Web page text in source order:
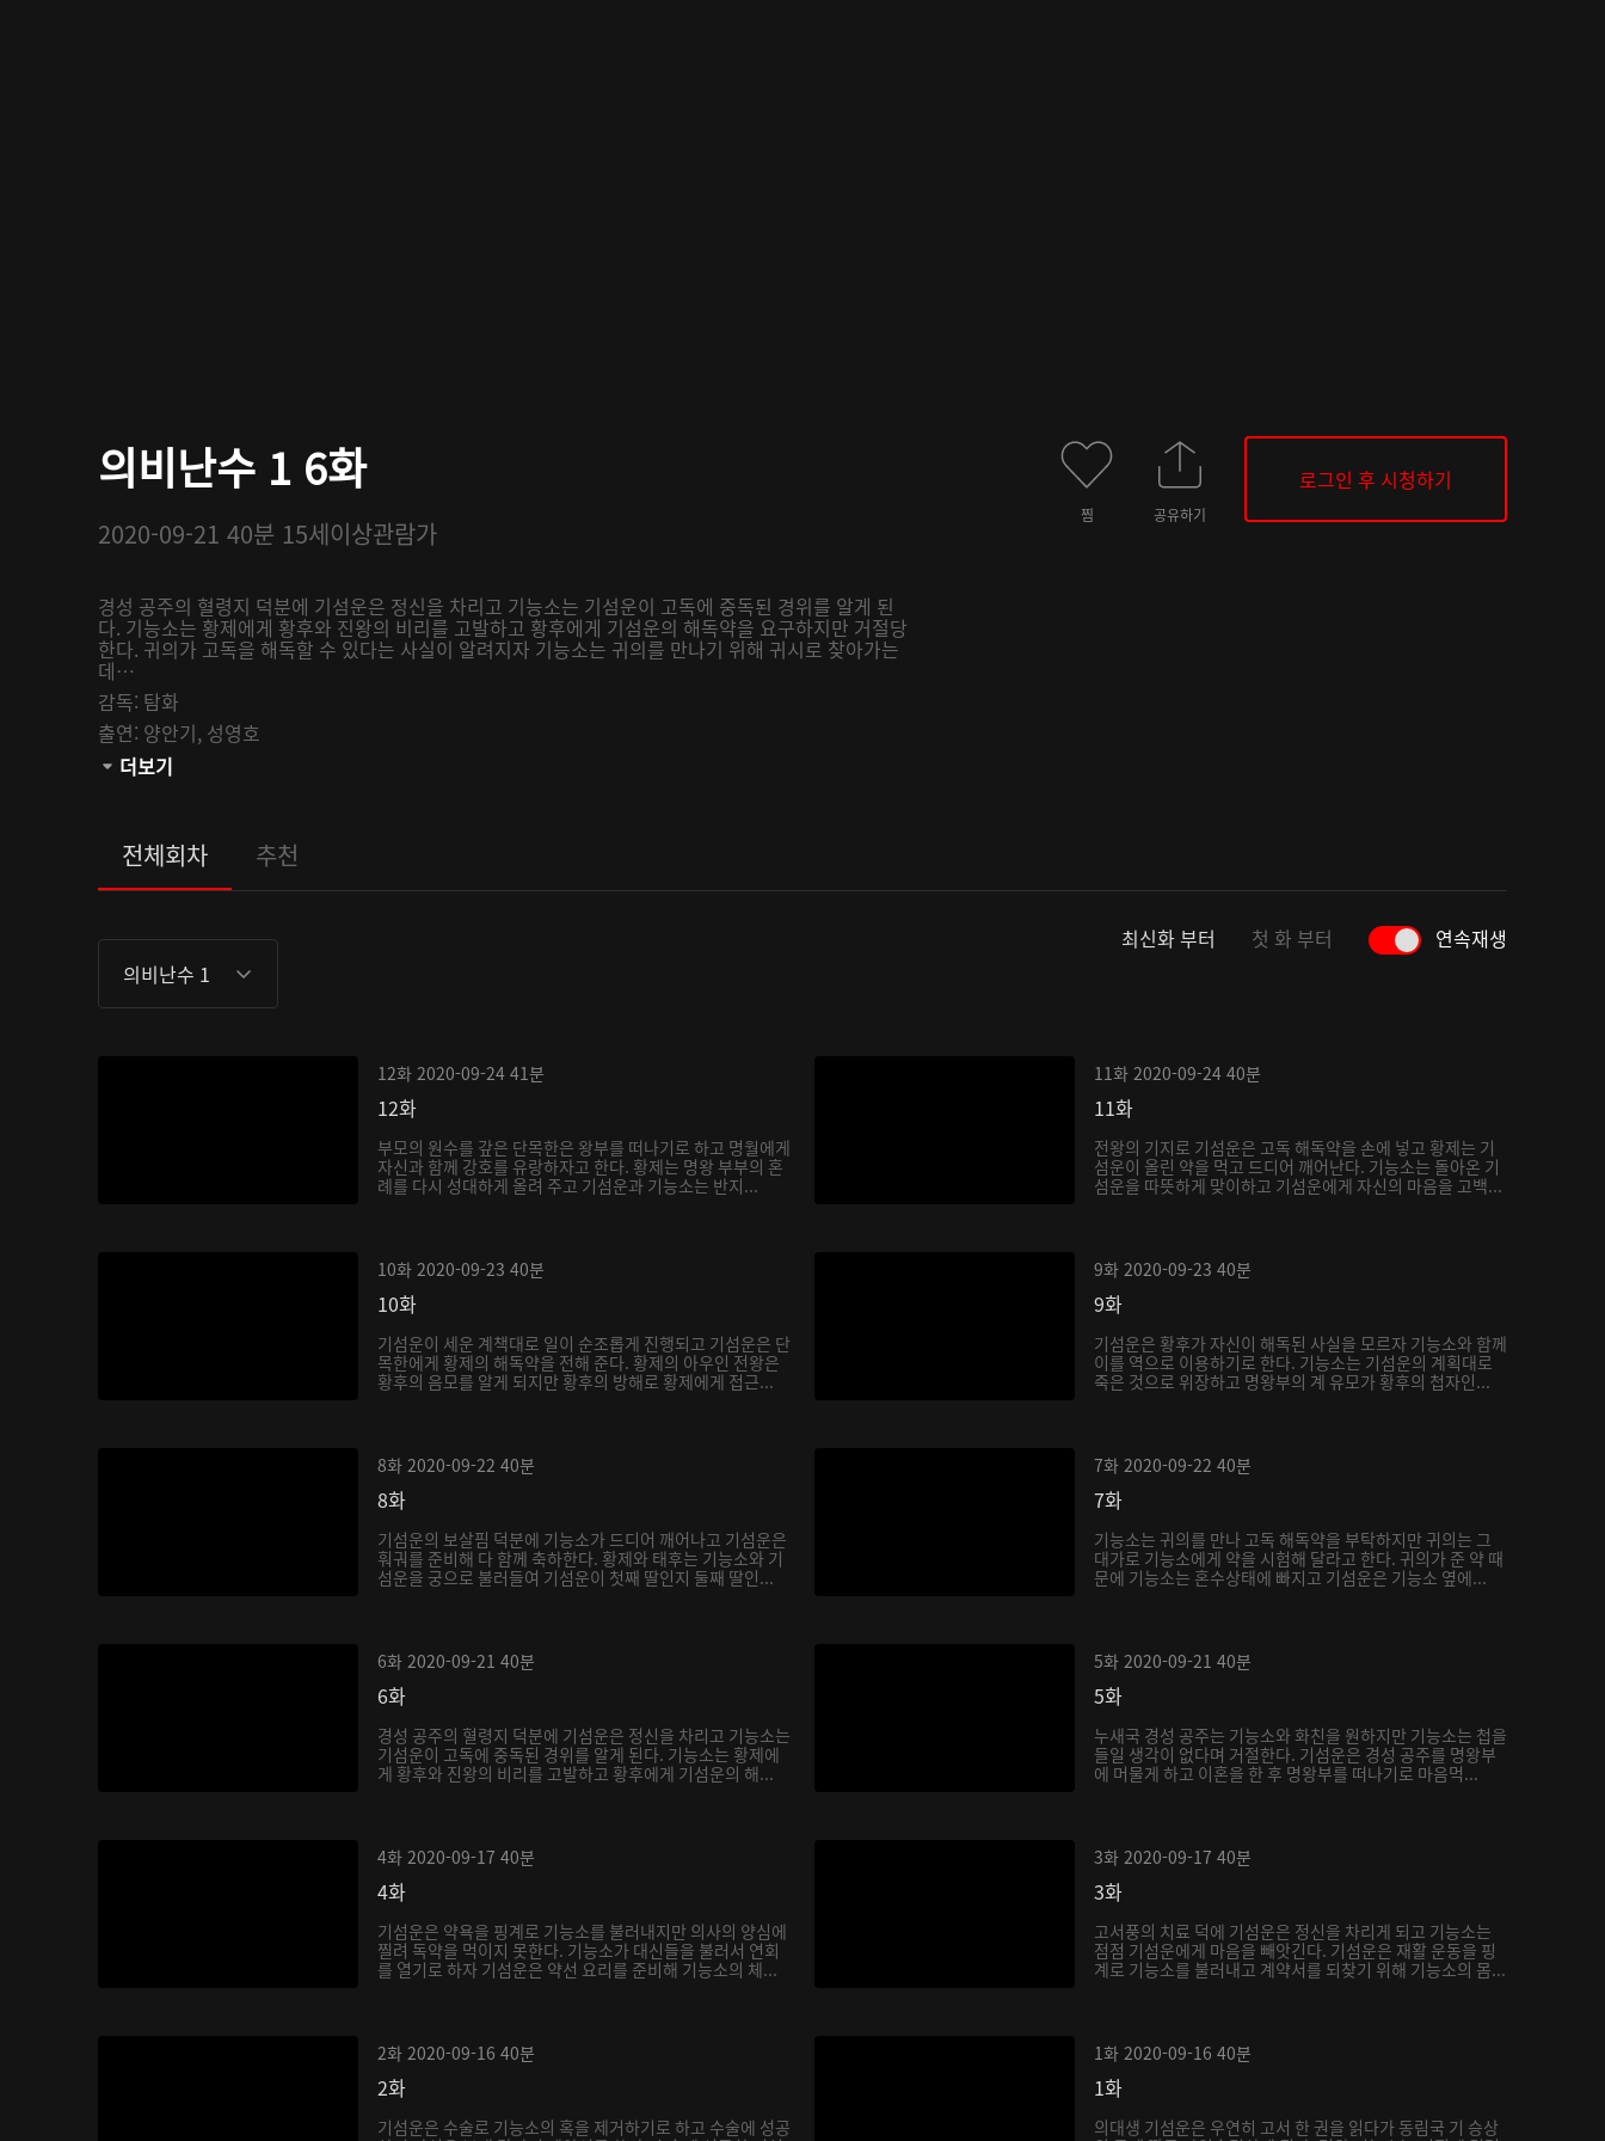
의비난수 1 6화
2020-09-21 40분 15세이상관람가
경성 공주의 혈령지 덕분에 기섬운은 정신을 차리고 기능소는 기섬운이 고독에 중독된 경위를 알게 된
다. 기능소는 황제에게 황후와 진왕의 비리를 고발하고 황후에게 기섬운의 해독약을 요구하지만 거절당
한다. 귀의가 고독을 해독할 수 있다는 사실이 알려지자 기능소는 귀의를 만나기 위해 귀시로 찾아가는
데…
감독: 탐화
출연: 양안기, 성영호
관람등급:
더보기
찜 공유하기
로그인 후 시청하기
전체회차 추천
의비난수 1
최신화 부터 첫 화 부터 연속재생
12화 2020-09-24 41분
12화
부모의 원수를 갚은 단목한은 왕부를 떠나기로 하고 명월에게
자신과 함께 강호를 유랑하자고 한다. 황제는 명왕 부부의 혼
례를 다시 성대하게 올려 주고 기섬운과 기능소는 반지...
11화 2020-09-24 40분
11화
전왕의 기지로 기섬운은 고독 해독약을 손에 넣고 황제는 기
섬운이 올린 약을 먹고 드디어 깨어난다. 기능소는 돌아온 기
섬운을 따뜻하게 맞이하고 기섬운에게 자신의 마음을 고백...
10화 2020-09-23 40분
10화
기섬운이 세운 계책대로 일이 순조롭게 진행되고 기섬운은 단
목한에게 황제의 해독약을 전해 준다. 황제의 아우인 전왕은
황후의 음모를 알게 되지만 황후의 방해로 황제에게 접근...
9화 2020-09-23 40분
9화
기섬운은 황후가 자신이 해독된 사실을 모르자 기능소와 함께
이를 역으로 이용하기로 한다. 기능소는 기섬운의 계획대로
죽은 것으로 위장하고 명왕부의 계 유모가 황후의 첩자인...
8화 2020-09-22 40분
8화
기섬운의 보살핌 덕분에 기능소가 드디어 깨어나고 기섬운은
훠궈를 준비해 다 함께 축하한다. 황제와 태후는 기능소와 기
섬운을 궁으로 불러들여 기섬운이 첫째 딸인지 둘째 딸인...
7화 2020-09-22 40분
7화
기능소는 귀의를 만나 고독 해독약을 부탁하지만 귀의는 그
대가로 기능소에게 약을 시험해 달라고 한다. 귀의가 준 약 때
문에 기능소는 혼수상태에 빠지고 기섬운은 기능소 옆에...
6화 2020-09-21 40분
6화
경성 공주의 혈령지 덕분에 기섬운은 정신을 차리고 기능소는
기섬운이 고독에 중독된 경위를 알게 된다. 기능소는 황제에
게 황후와 진왕의 비리를 고발하고 황후에게 기섬운의 해...
5화 2020-09-21 40분
5화
누새국 경성 공주는 기능소와 화친을 원하지만 기능소는 첩을
들일 생각이 없다며 거절한다. 기섬운은 경성 공주를 명왕부
에 머물게 하고 이혼을 한 후 명왕부를 떠나기로 마음먹...
4화 2020-09-17 40분
4화
기섬운은 약욕을 핑계로 기능소를 불러내지만 의사의 양심에
찔려 독약을 먹이지 못한다. 기능소가 대신들을 불러서 연회
를 열기로 하자 기섬운은 약선 요리를 준비해 기능소의 체...
3화 2020-09-17 40분
3화
고서풍의 치료 덕에 기섬운은 정신을 차리게 되고 기능소는
점점 기섬운에게 마음을 빼앗긴다. 기섬운은 재활 운동을 핑
계로 기능소를 불러내고 계약서를 되찾기 위해 기능소의 몸...
2화 2020-09-16 40분
2화
기섬운은 수술로 기능소의 혹을 제거하기로 하고 수술에 성공
1화 2020-09-16 40분
1화
의대생 기섬운은 우연히 고서 한 권을 읽다가 동림국 기 승상